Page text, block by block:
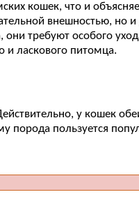
кошек, что и
внешностью,
требуют особого
и ласкового питомца.
у кошек
порода пользуется